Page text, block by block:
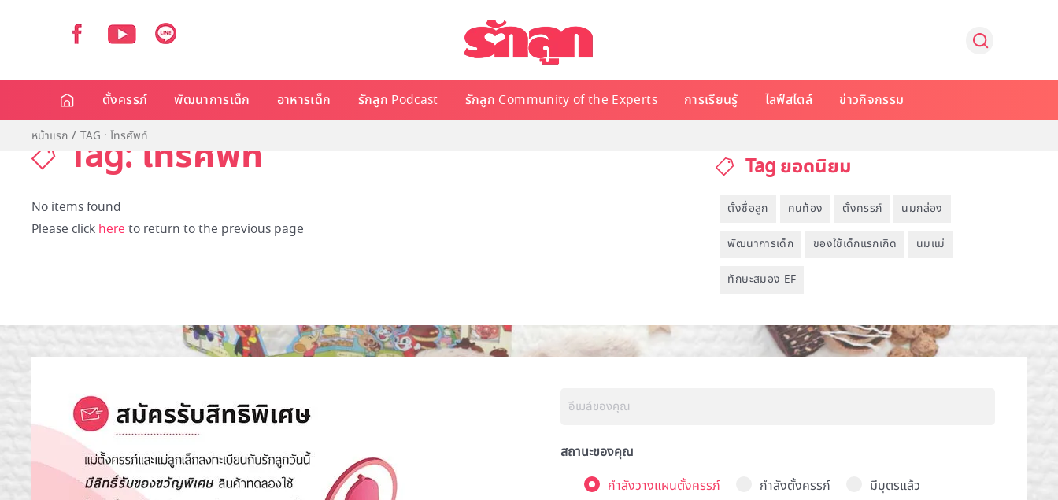
ตั้งครรภ์ พัฒนาการเด็ก อาหารเด็ก รักลูก Podcast รักลูก Community of the Experts การเรียนรู้ ไลฟ์สไตล์ ข่าวกิจกรรม
หน้าแรก TAG : โทรศัพท์
Tag: โทรศัพท์
No items found
Please click here to return to the previous page
Tag ยอดนิยม
ตั้งชื่อลูก คนท้อง ตั้งครรภ์ นมกล่อง
พัฒนาการเด็ก ของใช้เด็กแรกเกิด นมแม่
ทักษะสมอง EF
สถานะของคุณ
กำลังวางแผนตั้งครรภ์
กำลังตั้งครรภ์ มีบุตรแล้ว